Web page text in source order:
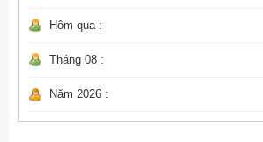
Hôm qua :
Tháng 08 :
Năm 2026 :